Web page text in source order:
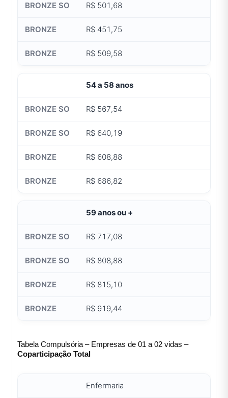
R$ 501,68
R$ 451,75
R$ 509,58
54 a 58 anos
R$ 567,54
R$ 640,19
R$ 608,88
R$ 686,82
59 anos ou +
R$ 717,08
R$ 808,88
R$ 815,10
R$ 919,44
Tabela Compulsória – Empresas de 01 a 02 vidas –
Coparticipação Total
Enfermaria